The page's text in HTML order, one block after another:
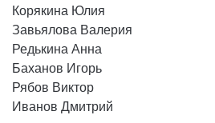
Корякина Юлия
Завьялова Валерия
Редькина Анна
Баханов Игорь
Рябов Виктор
Иванов Дмитрий